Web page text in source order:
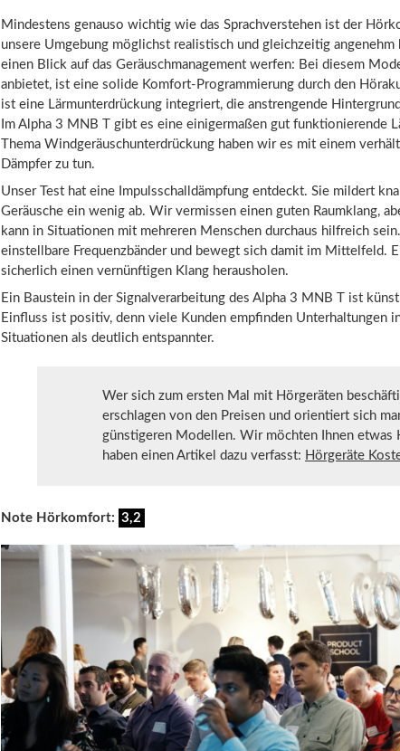
Mindestens genauso wichtig wie das Sprachverstehen ist der
unsere Umgebung möglichst realistisch und gleichzeitig angenehm
einen Blick auf das Geräuschmanagement werfen: Bei diesem
anbietet, ist eine solide Komfort-Programmierung durch den
ist eine Lärmunterdrückung integriert, die anstrengende
Im Alpha 3 MNB T gibt es eine einigermaßen gut funktionierende
Thema Windgeräuschunterdrückung haben wir es mit einem
Dämpfer zu tun.
Unser Test hat eine Impulsschalldämpfung entdeckt. Sie mildert
Geräusche ein wenig ab. Wir vermissen einen guten Raumklang,
kann in Situationen mit mehreren Menschen durchaus hilfreich
einstellbare Frequenzbänder und bewegt sich damit im Mittelfeld.
sicherlich einen vernünftigen Klang herausholen.
Ein Baustein in der Signalverarbeitung des Alpha 3 MNB T ist
Einfluss ist positiv, denn viele Kunden empfinden Unterhaltungen
Situationen als deutlich entspannter.
Wer sich zum ersten Mal mit Hörgeräten
erschlagen von den Preisen und orientiert sich
günstigeren Modellen. Wir möchten Ihnen etwas
haben einen Artikel dazu verfasst: Hörgeräte
Note Hörkomfort: 3,2